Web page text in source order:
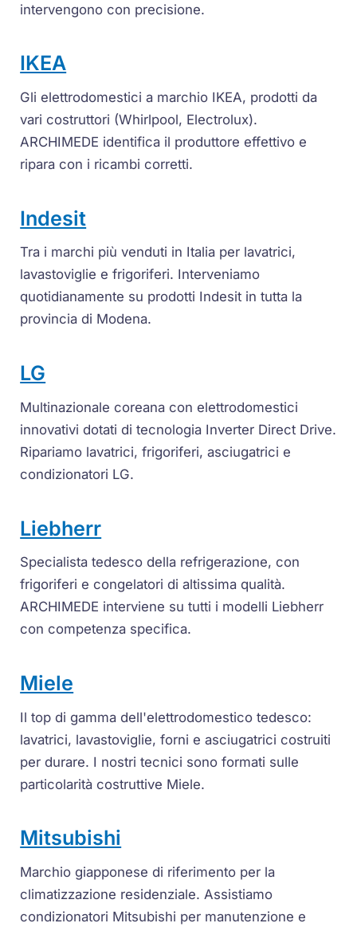
intervengono con precisione.
IKEA
Gli elettrodomestici a marchio IKEA, prodotti da
vari costruttori (Whirlpool, Electrolux).
ARCHIMEDE identifica il produttore effettivo e
ripara con i ricambi corretti.
Indesit
Tra i marchi più venduti in Italia per lavatrici,
lavastoviglie e frigoriferi. Interveniamo
quotidianamente su prodotti Indesit in tutta la
provincia di Modena.
LG
Multinazionale coreana con elettrodomestici
innovativi dotati di tecnologia Inverter Direct Drive.
Ripariamo lavatrici, frigoriferi, asciugatrici e
condizionatori LG.
Liebherr
Specialista tedesco della refrigerazione, con
frigoriferi e congelatori di altissima qualità.
ARCHIMEDE interviene su tutti i modelli Liebherr
con competenza specifica.
Miele
Il top di gamma dell'elettrodomestico tedesco:
lavatrici, lavastoviglie, forni e asciugatrici costruiti
per durare. I nostri tecnici sono formati sulle
particolarità costruttive Miele.
Mitsubishi
Marchio giapponese di riferimento per la
climatizzazione residenziale. Assistiamo
condizionatori Mitsubishi per manutenzione e